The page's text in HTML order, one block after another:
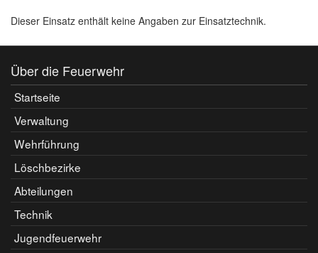
Dieser Einsatz enthält keine Angaben zur Einsatztechnik.
Über die Feuerwehr
Startseite
Verwaltung
Wehrführung
Löschbezirke
Abteilungen
Technik
Jugendfeuerwehr